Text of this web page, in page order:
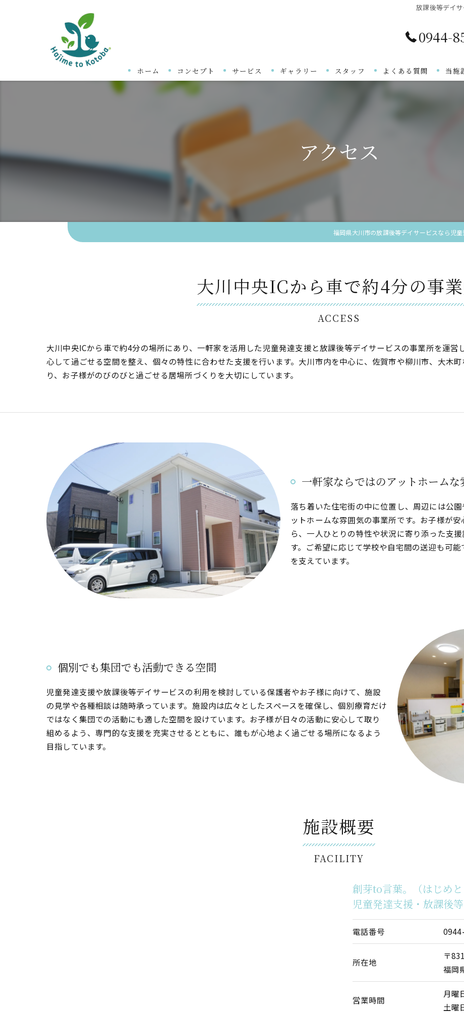
放課後等デイ
0944-
ホーム コンセプト サービス ギャラリー スタッフ よくある質問 当施
言
アクセス
福岡県大川市の放課後等デイサービスなら児
大川中央ICから車で約4分の事
ACCESS
大川中央ICから車で約4分の場所にあり、一軒家を活用した児童発達支援と放課後等デイサービスの事業所を運営
心して過ごせる空間を整え、個々の特性に合わせた支援を行います。大川市内を中心に、佐賀市や柳川市、大木
り、お子様がのびのびと過ごせる居場所づくりを大切にしています。
一軒家ならではのアットホームな
落ち着いた住宅街の中に位置し、周辺には公
ットホームな雰囲気の事業所です。お子様が
ら、一人ひとりの特性や状況に寄り添った支
す。ご希望に応じて学校や自宅間の送迎も可
を支えています。
個別でも集団でも活動できる空間
児童発達支援や放課後等デイサービスの利用を検討している保護者やお子様に向けて、施設
の見学や各種相談は随時承っています。施設内は広々としたスペースを確保し、個別療育だけ
ではなく集団での活動にも適した空間を設けています。お子様が日々の活動に安心して取り
組めるよう、専門的な支援を充実させるとともに、誰もが心地よく過ごせる場所になるよう
目指しています。
施設概要
FACILITY
創芽to言葉。（はじめと
児童発達支援・放課後
電話番号
所在地
〒
福岡
営業時間
月曜
土曜